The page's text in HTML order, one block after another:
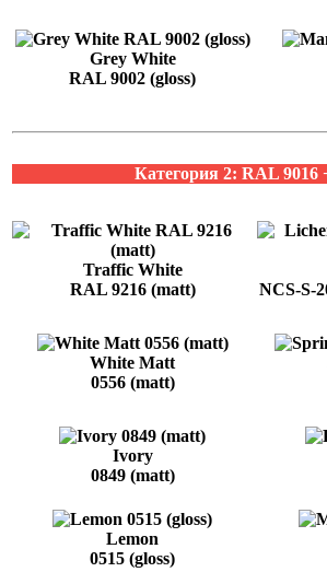
Grey White
RAL 9002 (gloss)
Категория 2: RAL 9016
Traffic White
RAL 9216 (matt)
NCS-S-
White Matt
0556 (matt)
Ivory
0849 (matt)
Lemon
0515 (gloss)